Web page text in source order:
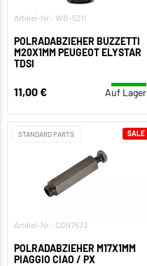
Artikel-Nr.: WB-5211
POLRADABZIEHER BUZZETTI
M20X1MM PEUGEOT ELYSTAR
TDSI
11,00 € Auf Lager
STANDARD PARTS
Artikel-Nr.: CGN7573
POLRADABZIEHER M17X1MM
PIAGGIO CIAO / PX
SALE